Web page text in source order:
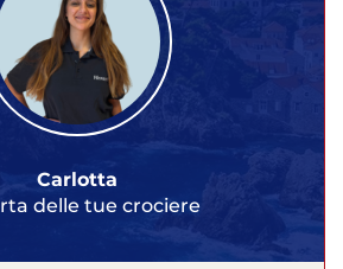
Carlotta
delle tue crociere